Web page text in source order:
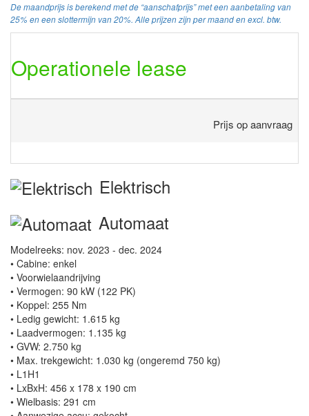
De maandprijs is berekend met de “aanschafprijs” met een aanbetaling van
25% en een slottermijn van 20%. Alle prijzen zijn per maand en excl. btw.
Operationele lease
Prijs op aanvraag
Elektrisch
Automaat
Modelreeks: nov. 2023 - dec. 2024
• Cabine: enkel
• Voorwielaandrijving
• Vermogen: 90 kW (122 PK)
• Koppel: 255 Nm
• Ledig gewicht: 1.615 kg
• Laadvermogen: 1.135 kg
• GVW: 2.750 kg
• Max. trekgewicht: 1.030 kg (ongeremd 750 kg)
• L1H1
• LxBxH: 456 x 178 x 190 cm
• Wielbasis: 291 cm